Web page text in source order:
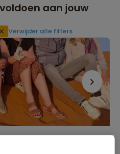
aan jouw
Verwijder alle filters